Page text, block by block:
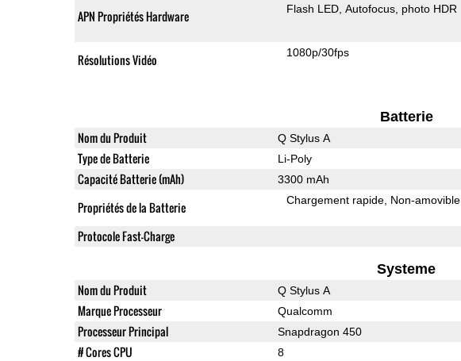
APN Propriétés Hardware Flash LED Autofocus photo HDR
Résolutions Vidéo 1080p/30fps
Batterie
Nom du Produit Q Stylus A
Type de Batterie Li-Poly
Capacité Batterie (mAh) 3300 mAh
Propriétés de la Batterie Chargement rapide Non-amovible
Protocole Fast-Charge
Systeme
Nom du Produit Q Stylus A
Marque Processeur Qualcomm
Processeur Principal Snapdragon 450
# Cores CPU 8